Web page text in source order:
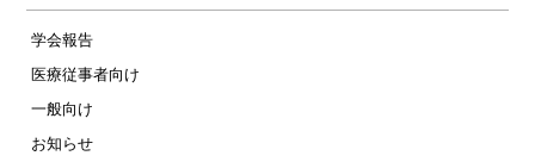
学会報告
医療従事者向け
一般向け
お知らせ